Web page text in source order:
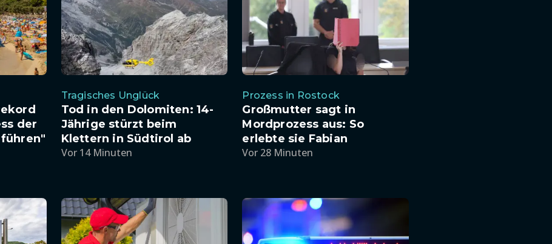
der
Tragisches Unglück
Tod in den Dolomiten: 14-
Jährige stürzt beim
Klettern in Südtirol ab
Vor 14 Minuten
Prozess in Rostock
Großmutter sagt in
Mordprozess aus: So
erlebte sie Fabian
Vor 28 Minuten